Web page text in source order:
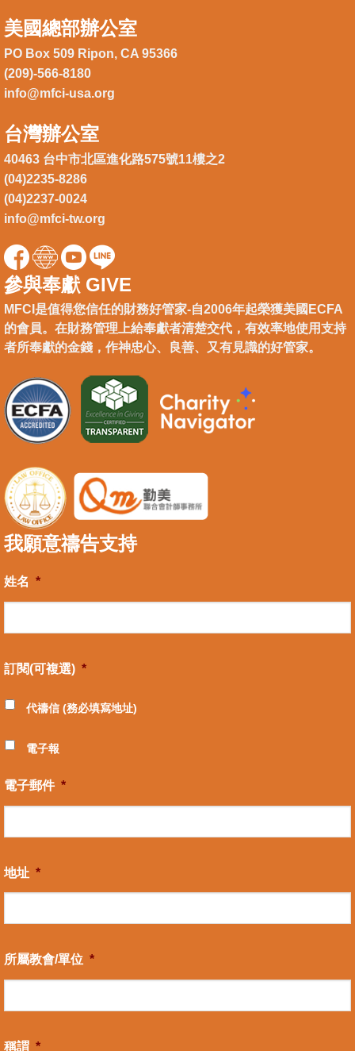
美國總部辦公室
PO Box 509 Ripon, CA 95366
(209)-566-8180
info@mfci-usa.org
台灣辦公室
40463 台中市北區進化路575號11樓之2
(04)2235-8286
(04)2237-0024
info@mfci-tw.org
參與奉獻 GIVE
MFCI是值得您信任的財務好管家-自2006年起榮獲美國ECFA
的會員。在財務管理上給奉獻者清楚交代，有效率地使用支持
者所奉獻的金錢，作神忠心、良善、又有見識的好管家。
我願意禱告支持
姓名 *
訂閱(可複選) *
代禱信 (務必填寫地址)
電子報
電子郵件 *
地址 *
所屬教會/單位 *
稱謂 *